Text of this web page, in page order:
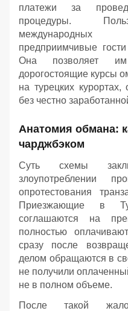
платежи за
процедуры.
международных
предприимчивые
Она позволяет им
дорогостоящие курсы
на турецких
без честно
Анатомия обмана:
чарджбэком
Суть схемы
злоупотреблении
опротестования
Приезжающие в
соглашаются на
полностью
сразу после
делом обращаются в
не получили
не в полном объеме.
После такой